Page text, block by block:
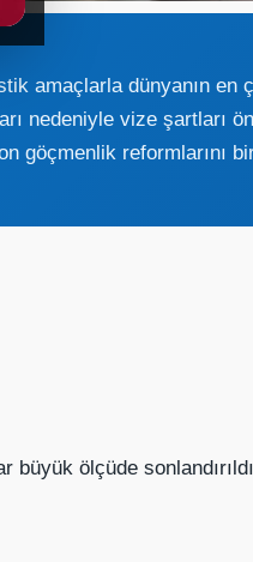
amaçlarla dünyanın
nedeniyle vize şartları
reformlarını
büyük ölçüde